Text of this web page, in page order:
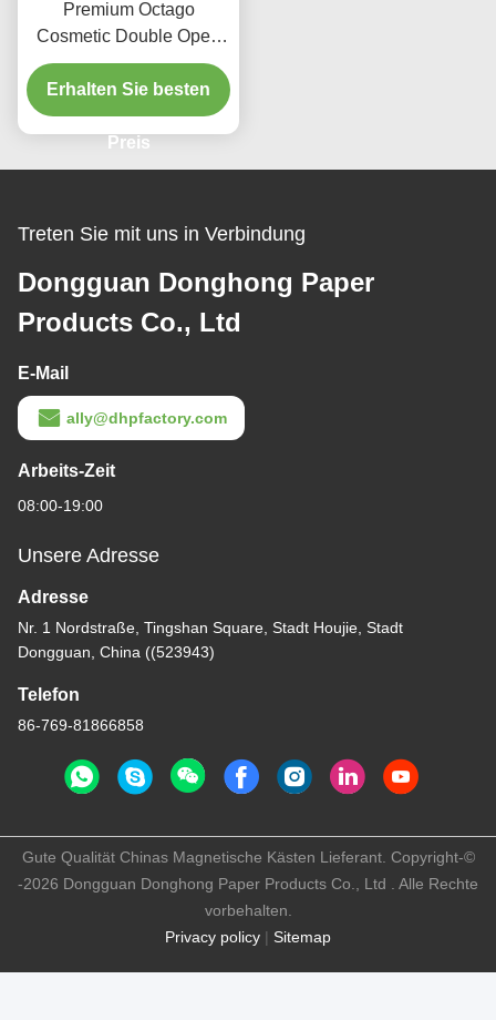
Premium Octago
Cosmetic Double Open
Box Metal Logo EVA
Insert For Luxury Gift Box
Erhalten Sie besten
Preis
Treten Sie mit uns in Verbindung
Dongguan Donghong Paper
Products Co., Ltd
E-Mail
ally@dhpfactory.com
Arbeits-Zeit
08:00-19:00
Unsere Adresse
Adresse
Nr. 1 Nordstraße, Tingshan Square, Stadt Houjie, Stadt
Dongguan, China ((523943)
Telefon
86-769-81866858
Privacy policy | Sitemap
Gute Qualität Chinas Magnetische Kästen Lieferant. Copyright-©
-2026 Dongguan Donghong Paper Products Co., Ltd . Alle Rechte
vorbehalten.